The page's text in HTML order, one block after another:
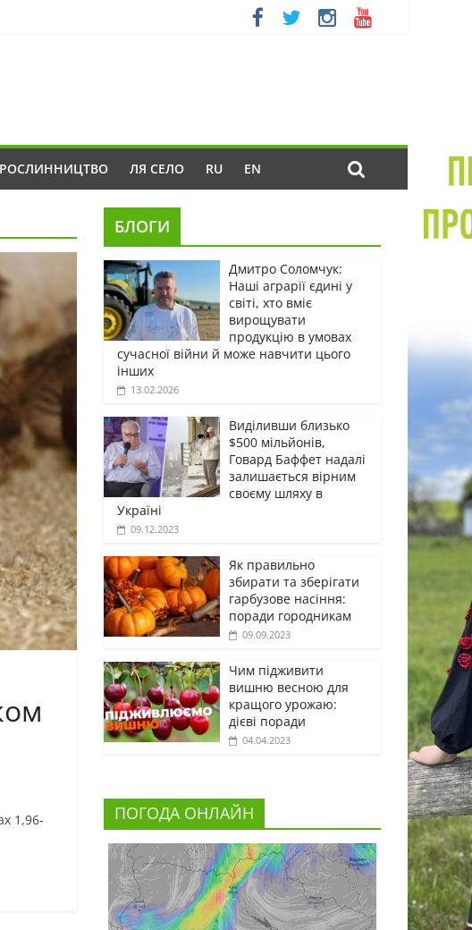
РОСЛИННИЦТВО ЛЯ СЕЛО RU EN
1,96-
БЛОГИ
Дмитро Соломчук:
Наші аграрії єдині у
світі, хто вміє
вирощувати
продукцію в умовах
сучасної війни й може навчити цього
інших
13.02.2026
Виділивши близько
$500 мільйонів,
Говард Баффет надалі
залишається вірним
своєму шляху в
Україні
09.12.2023
Як правильно
збирати та зберігати
гарбузове насіння:
поради городникам
09.09.2023
Чим підживити
вишню весною для
кращого урожаю:
дієві поради
04.04.2023
ПОГОДА ОНЛАЙН